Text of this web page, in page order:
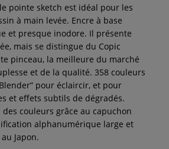
pointe sketch est idéal pour les
à main levée. Encre à base
et presque inodore. Il présente
mais se distingue du Copic
pinceau, la meilleure du marché
et de la qualité. 358 couleurs
pour éclaircir, et pour
et effets subtils de dégradés.
couleurs grâce au capuchon
alphanumérique large et
Japon.